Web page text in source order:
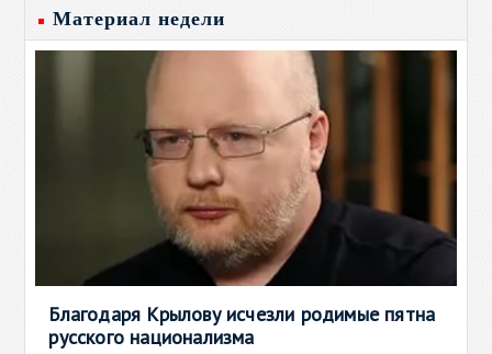
Материал недели
Благодаря Крылову исчезли родимые пятна
русского национализма